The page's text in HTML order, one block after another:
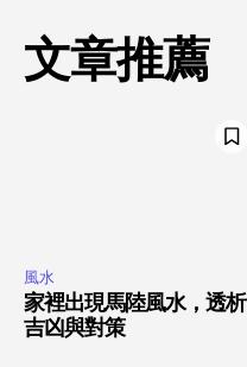
文章推薦
風水
家裡出現馬陸風水，透析
吉凶與對策